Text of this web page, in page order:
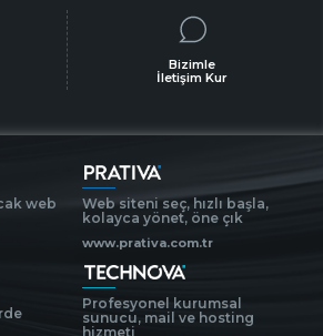
Bizimle
İletişim Kur
web
Web siteni seç, hızlı başla,
kolayca yönet, öne çık
www.prativa.com.tr
Profesyonel kurumsal
sunucu, mail ve hosting
hizmeti